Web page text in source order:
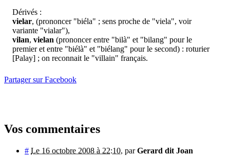
Dérivés :
vielar, (prononcer "biéla" ; sens proche de "viela", voir
variante "vialar"),
vilan, vielan (prononcer entre "bilà" et "bilang" pour le
premier et entre "biélà" et "biélang" pour le second) : roturier
[Palay] ; on reconnait le "villain" français.
Partager sur Facebook
Vos commentaires
# Le 16 octobre 2008 à 22:10, parGerard dit Joan